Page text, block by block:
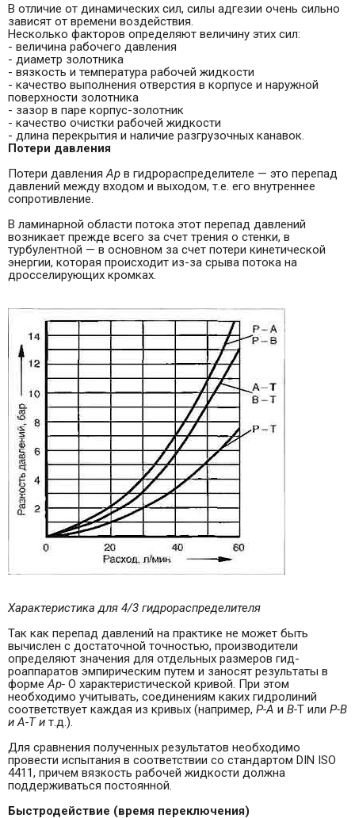
В отличие от динамических сил, силы адгезии очень сильно
зависят от времени воздействия.
Несколько факторов определяют величину этих сил:
- величина рабочего давления
- диаметр золотника
- вязкость и температура рабочей жидкости
- качество выполнения отверстия в корпусе и на­ружной
поверхности золотника
- зазор в паре корпус-золотник
- качество очистки рабочей жидкости
- длина перекрытия и наличие разгрузочных кана­вок.
Потери давления
Потери давления Ар в гидрораспределителе — это пе­репад
давлений между входом и выходом, т.е. его внут­реннее
сопротивление.
В ламинарной области потока этот перепад давлений
возникает прежде всего за счет трения о стенки, в
турбулентной — в основном за счет потери кинетической
энергии, которая происходит из-за срыва потока на
дросселирующих кромках.
Характеристика для 4/3 гидрорас­пределителя
Так как перепад давлений на практике не может быть
вычислен с достаточной точностью, производители
определяют значения для отдельных размеров гид­
роаппаратов эмпирическим путем и заносят резуль­таты в
форме Ар- О характеристической кривой. При этом
необходимо учитывать, соединениям каких гидролиний
соответствует каждая из кривых (например, Р-А и В-T или Р-В
и А-Т и т.д.).
Для сравнения полученных результатов необходи­мо
провести испытания в соответствии со стандар­том DIN ISO
4411, причем вязкость рабочей жидко­сти должна
поддерживаться постоянной.
Быстродействие (время переключения)